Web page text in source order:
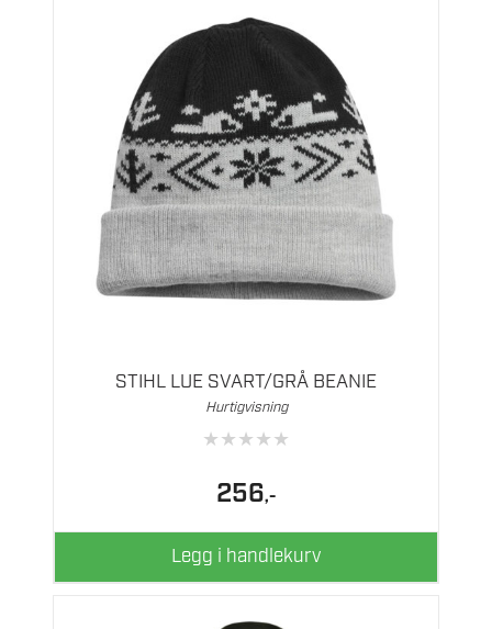
STIHL LUE SVART/GRÅ BEANIE
Hurtigvisning
★★★★★
256,-
Legg i handlekurv